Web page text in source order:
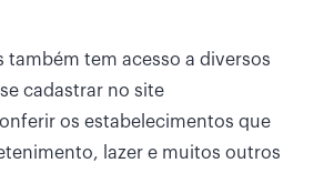
também tem acesso a diversos
cadastrar no site
os estabelecimentos que
lazer e muitos outros